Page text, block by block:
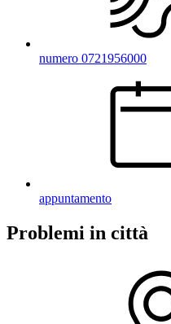
numero 0721956000
appuntamento
Problemi in città